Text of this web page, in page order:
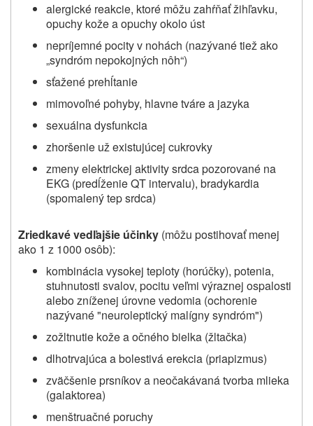
alergické reakcie, ktoré môžu zahŕňať žihľavku,
opuchy kože a opuchy okolo úst
nepríjemné pocity v nohách (nazývané tiež ako
„syndróm nepokojných nôh“)
sťažené prehĺtanie
mimovoľné pohyby, hlavne tváre a jazyka
sexuálna dysfunkcia
zhoršenie už existujúcej cukrovky
zmeny elektrickej aktivity srdca pozorované na
EKG (predĺženie QT intervalu), bradykardia
(spomalený tep srdca)
Zriedkavé vedľajšie účinky (môžu postihovať menej
ako 1 z 1000 osôb):
kombinácia vysokej teploty (horúčky), potenia,
stuhnutosti svalov, pocitu veľmi výraznej ospalosti
alebo zníženej úrovne vedomia (ochorenie
nazývané "neuroleptický malígny syndróm")
zožltnutie kože a očného bielka (žltačka)
dlhotrvajúca a bolestivá erekcia (priapizmus)
zväčšenie prsníkov a neočakávaná tvorba mlieka
(galaktorea)
menštruačné poruchy